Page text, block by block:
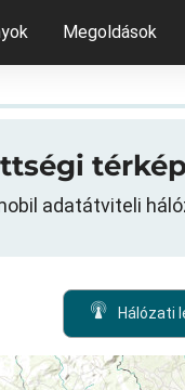
Megoldások
adatátviteli
Hálózati